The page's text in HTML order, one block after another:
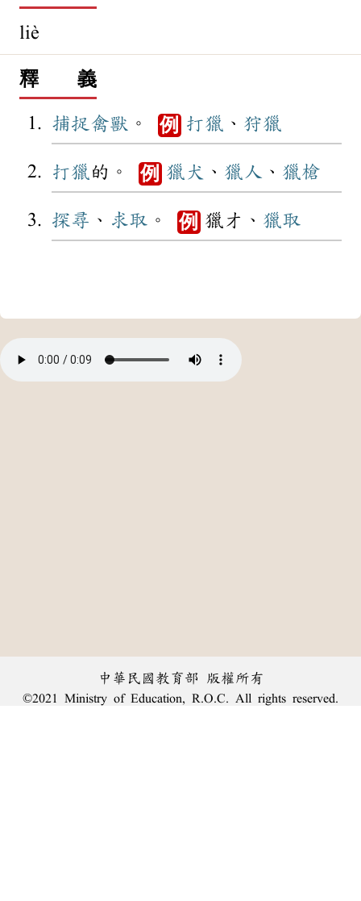
liè
釋 義
捕捉 禽獸 。 例 打獵 、 狩獵
打獵的。 例 獵犬 、 獵人 、 獵槍
探尋 、 求取 。 例 獵才、 獵取
中華民國教育部 版權所有
©2021 Ministry of Education, R.O.C. All rights reserved.